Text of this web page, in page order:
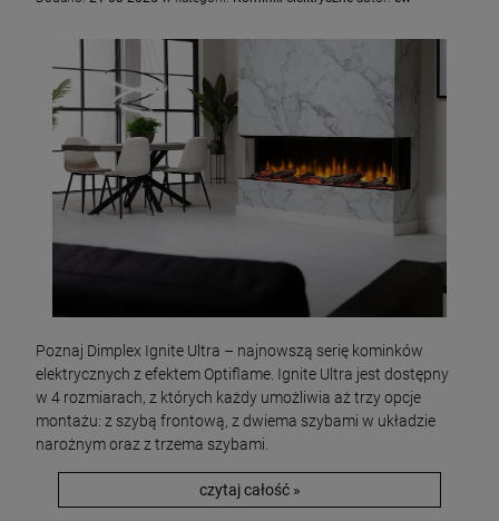
Poznaj Dimplex Ignite Ultra – najnowszą serię kominków
elektrycznych z efektem Optiflame. Ignite Ultra jest dostępny
w 4 rozmiarach, z których każdy umożliwia aż trzy opcje
montażu: z szybą frontową, z dwiema szybami w układzie
narożnym oraz z trzema szybami.
czytaj całość »